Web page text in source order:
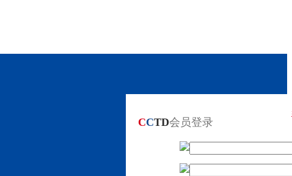
CCTD会员登录